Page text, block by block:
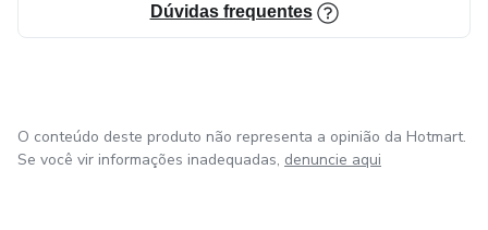
Dúvidas frequentes
O conteúdo deste produto não representa a opinião da Hotmart.
Se você vir informações inadequadas, denuncie aqui